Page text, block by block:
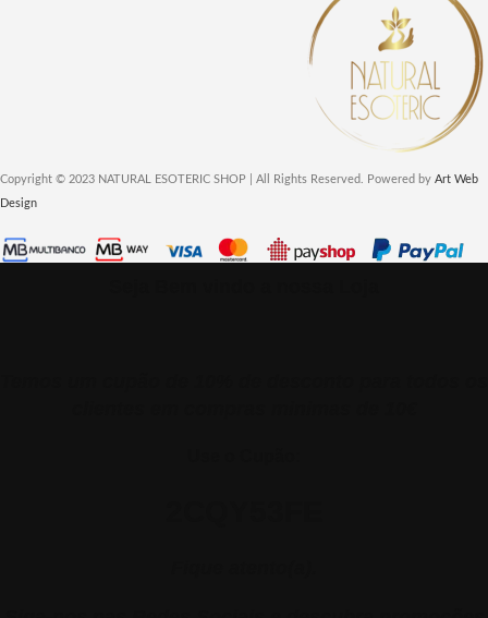
Copyright © 2023 NATURAL ESOTERIC SHOP | All Rights Reserved. Powered by Art Web
Design